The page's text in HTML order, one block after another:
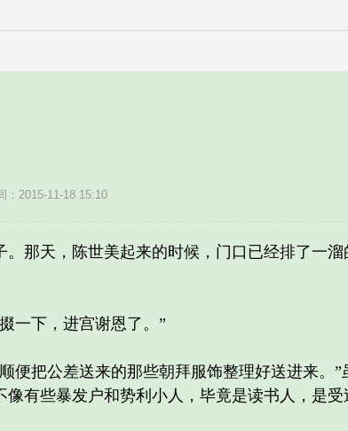
：2015-11-18 15:10
天，陈世美起来的时候，门口已经排了一溜
下，进宫谢恩了。”
把公差送来的那些朝拜服饰整理好送进来。”
有些暴发户和势利小人，毕竟是读书人，是受